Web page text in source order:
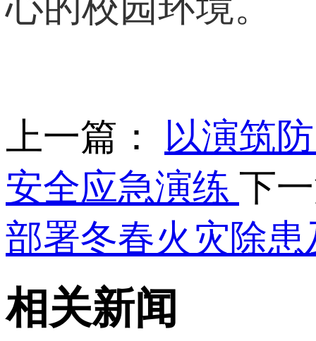
上一篇： 以演筑
安全应急演练 下
部署冬春火灾除
相关新闻